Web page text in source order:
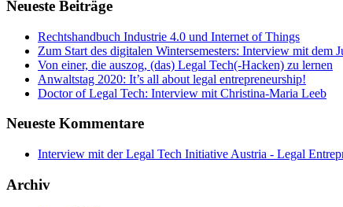
Neueste Beiträge
Rechtshandbuch Industrie 4.0 und Internet of Things
Zum Start des digitalen Wintersemesters: Interview mit dem
Von einer, die auszog, (das) Legal Tech(-Hacken) zu lernen
Anwaltstag 2020: It’s all about legal entrepreneurship!
Doctor of Legal Tech: Interview mit Christina-Maria Leeb
Neueste Kommentare
Interview mit der Legal Tech Initiative Austria - Legal
Archiv